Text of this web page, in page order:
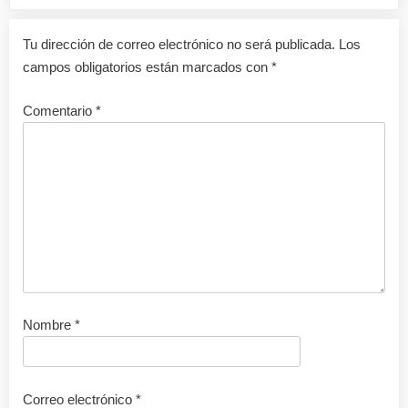
Tu dirección de correo electrónico no será publicada. Los
campos obligatorios están marcados con *
Comentario *
Nombre *
Correo electrónico *